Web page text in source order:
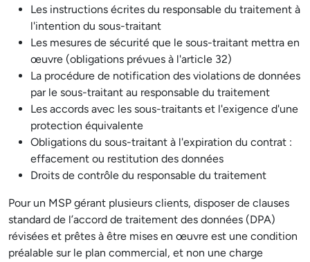
Les instructions écrites du responsable du traitement à
l'intention du sous-traitant
Les mesures de sécurité que le sous-traitant mettra en
œuvre (obligations prévues à l'article 32)
La procédure de notification des violations de données
par le sous-traitant au responsable du traitement
Les accords avec les sous-traitants et l'exigence d'une
protection équivalente
Obligations du sous-traitant à l'expiration du contrat :
effacement ou restitution des données
Droits de contrôle du responsable du traitement
Pour un MSP gérant plusieurs clients, disposer de clauses
standard de l’accord de traitement des données (DPA)
révisées et prêtes à être mises en œuvre est une condition
préalable sur le plan commercial, et non une charge